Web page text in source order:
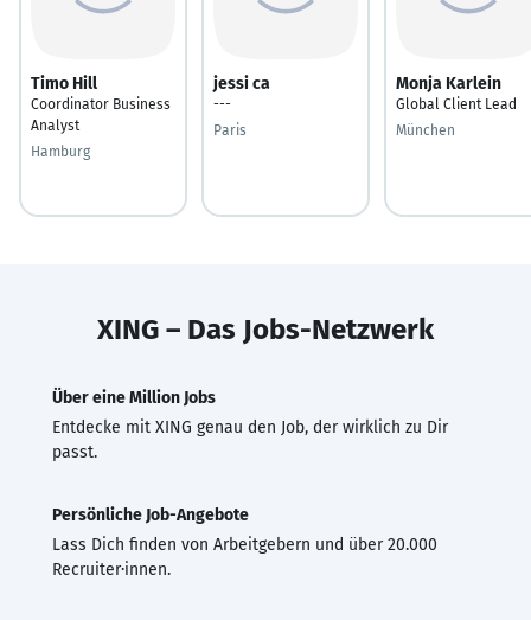
Timo Hill
Coordinator Business
Analyst
Hamburg
jessi ca
---
Paris
Monja Karlein
Global Client Lead
München
XING – Das Jobs-Netzwerk
Über eine Million Jobs
Entdecke mit XING genau den Job, der wirklich zu Dir
passt.
Persönliche Job-Angebote
Lass Dich finden von Arbeitgebern und über 20.000
Recruiter·innen.